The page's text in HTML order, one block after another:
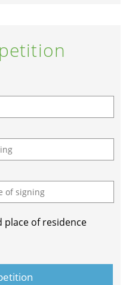
place of residence